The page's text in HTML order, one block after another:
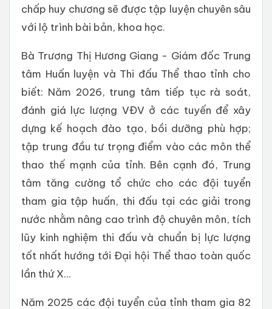
chấp huy chương sẽ được tập luyện chuyên sâu
với lộ trình bài bản, khoa học.
Bà Trương Thị Hương Giang - Giám đốc Trung
tâm Huấn luyện và Thi đấu Thể thao tỉnh cho
biết: Năm 2026, trung tâm tiếp tục rà soát,
đánh giá lực lượng VĐV ở các tuyến để xây
dựng kế hoạch đào tạo, bồi dưỡng phù hợp;
tập trung đầu tư trọng điểm vào các môn thể
thao thế mạnh của tỉnh. Bên cạnh đó, Trung
tâm tăng cường tổ chức cho các đội tuyển
tham gia tập huấn, thi đấu tại các giải trong
nước nhằm nâng cao trình độ chuyên môn, tích
lũy kinh nghiệm thi đấu và chuẩn bị lực lượng
tốt nhất hướng tới Đại hội Thể thao toàn quốc
lần thứ X...
Năm 2025 các đội tuyển của tỉnh tham gia 82